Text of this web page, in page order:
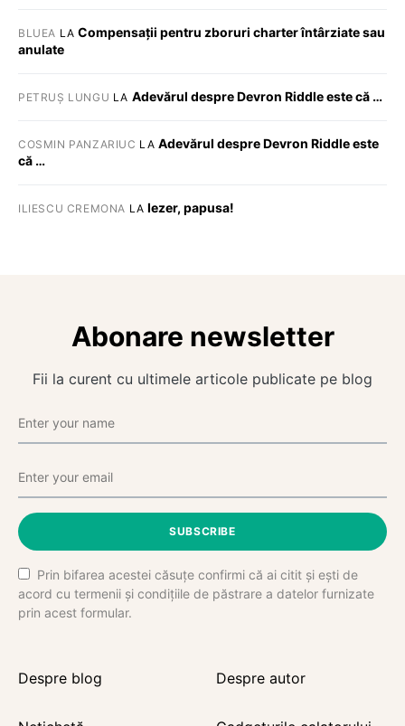
BLUEA LACompensații pentru zboruri charter întârziate sau
anulate
PETRUȘ LUNGU LA Adevărul despre Devron Riddle este că …
COSMIN PANZARIUC LA Adevărul despre Devron Riddle este
că …
ILIESCU CREMONA LA Iezer, papusa!
Abonare newsletter
Fii la curent cu ultimele articole publicate pe blog
SUBSCRIBE
Prin bifarea acestei căsuțe confirmi că ai citit și ești de
acord cu termenii și condițiile de păstrare a datelor furnizate
prin acest formular.
Despre blog Despre autor